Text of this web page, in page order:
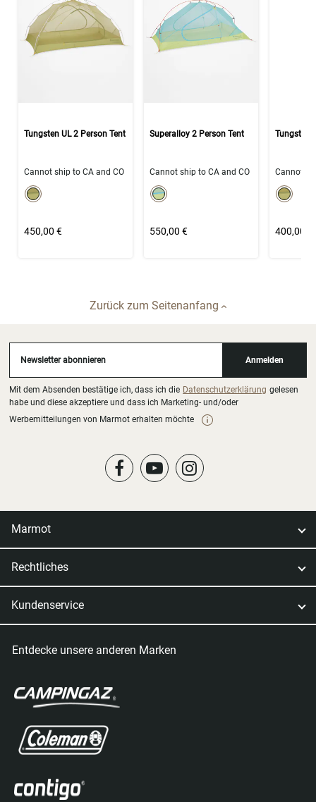
Tungsten UL 2 Person Tent
Cannot ship to CA and CO
color swatch
Select color
450,00 €
Superalloy 2 Person Tent
Cannot ship to CA and CO
color swatch
Select color
550,00 €
Tungsten
Cannot
Select
400,00 €
Zurück zum Seitenanfang
Newsletter abonnieren Anmelden
Mit dem Absenden bestätige ich, dass ich die Datenschutzerklärung gelesen
habe und diese akzeptiere und dass ich Marketing- und/oder
Werbemitteilungen von Marmot erhalten möchte
Marmot
Rechtliches
Kundenservice
Entdecke unsere anderen Marken